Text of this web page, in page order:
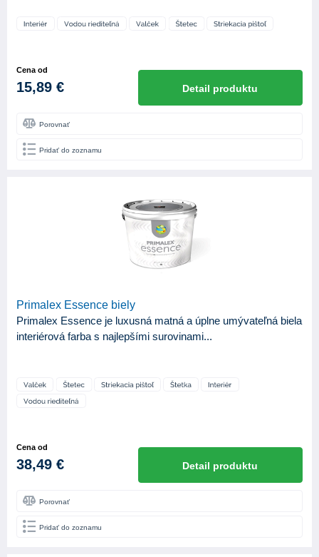
Cena od
15,89 € Detail produktu
Porovnať
Pridať do zoznamu
Primalex Essence biely
Primalex Essence je luxusná matná a úplne umývateľná biela
interiérová farba s najlepšími surovinami...
Cena od
38,49 € Detail produktu
Porovnať
Pridať do zoznamu